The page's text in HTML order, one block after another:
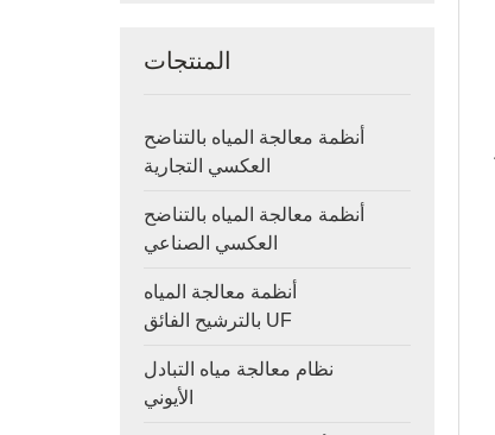
المنتجات
أنظمة معالجة المياه بالتناضح
العكسي التجارية
أنظمة معالجة المياه بالتناضح
العكسي الصناعي
أنظمة معالجة المياه
بالترشيح الفائق UF
نظام معالجة مياه التبادل
الأيوني